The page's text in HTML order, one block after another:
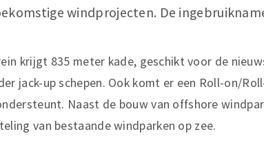
windprojecten. De
krijgt 835 meter kade, geschikt voor de
jack-up schepen. Ook komt er een Roll-on/
Naast de bouw van offshore
van bestaande windparken op zee.